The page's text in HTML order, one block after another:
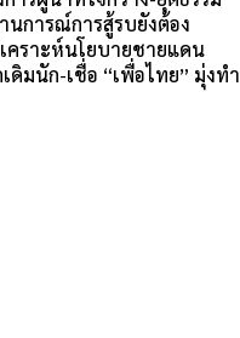
นการณ์การสู้รบยังต้อง
คราะห์นโยบายชายแดน
ดิมนัก-เชื่อ “เพื่อไทย” มุ่งทำ